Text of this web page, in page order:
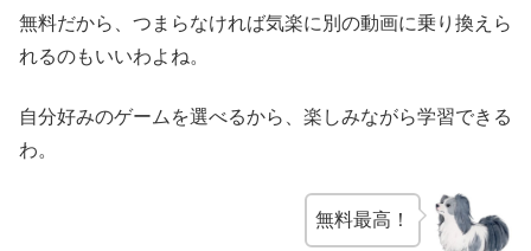
無料だから、つまらなければ気楽に別の動画に乗り換えら
れるのもいいわよね。
自分好みのゲームを選べるから、楽しみながら学習できる
わ。
無料最高！